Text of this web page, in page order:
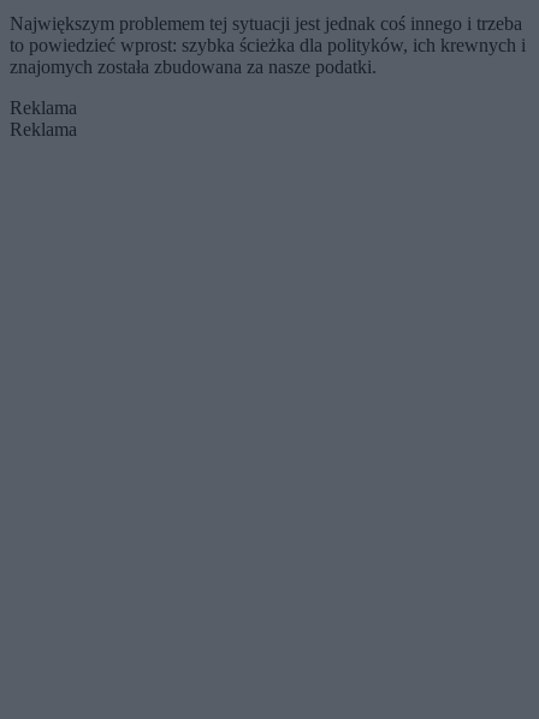
Największym problemem tej sytuacji jest jednak coś innego i trzeba
to powiedzieć wprost: szybka ścieżka dla polityków, ich krewnych i
znajomych została zbudowana za nasze podatki.
Reklama
Reklama